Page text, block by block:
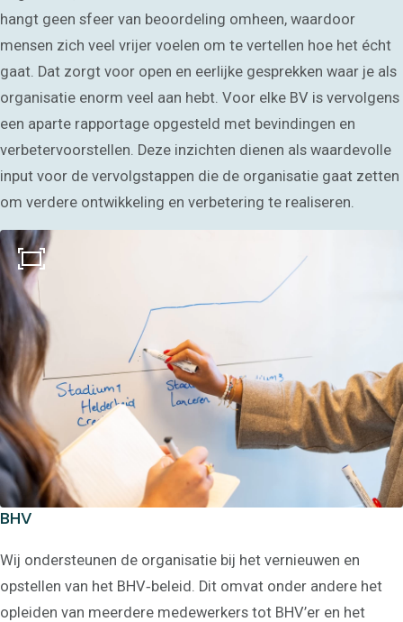
HR-Quickscan
Personeelshandboek
Risico-Inventarisatie
en Evaluatie
hangt geen sfeer van beoordeling omheen, waardoor
mensen zich veel vrijer voelen om te vertellen hoe het écht
gaat. Dat zorgt voor open en eerlijke gesprekken waar je als
organisatie enorm veel aan hebt. Voor elke BV is vervolgens
een aparte rapportage opgesteld met bevindingen en
verbetervoorstellen. Deze inzichten dienen als waardevolle
input voor de vervolgstappen die de organisatie gaat zetten
om verdere ontwikkeling en verbetering te realiseren.
BHV
Wij ondersteunen de organisatie bij het vernieuwen en
opstellen van het BHV‑beleid. Dit omvat onder andere het
opleiden van meerdere medewerkers tot BHV’er en het